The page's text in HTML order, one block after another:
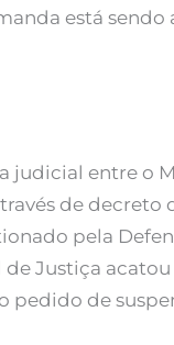
está
judicial entre o
de decreto
pela
Justiça
pedido de